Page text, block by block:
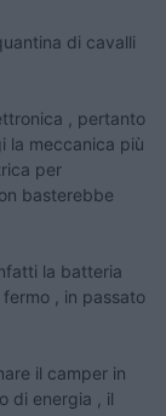
di cavalli
, pertanto
la meccanica più
per
basterebbe
la batteria
, in passato
il camper in
di energia , il